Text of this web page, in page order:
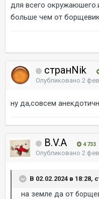
для всего
больше чем от
странNik
Опубликовано 2
ну да,совсем
B.V.A 4 733
Опубликовано 2
В 02.02.2024 в 18:28,
на земле да от